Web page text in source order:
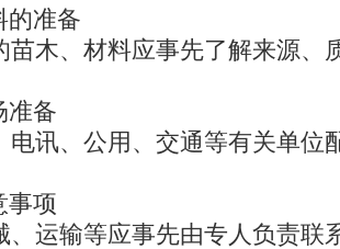
准备
苗木、材料应事先了解来源、
准备
电讯、公用、交通等有关单位
事项
、运输等应事先由专人负责联